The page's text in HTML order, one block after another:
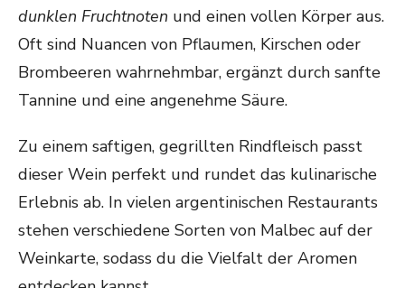
dunklen Fruchtnoten und einen vollen Körper aus.
Oft sind Nuancen von Pflaumen, Kirschen oder
Brombeeren wahrnehmbar, ergänzt durch sanfte
Tannine und eine angenehme Säure.
Zu einem saftigen, gegrillten Rindfleisch passt
dieser Wein perfekt und rundet das kulinarische
Erlebnis ab. In vielen argentinischen Restaurants
stehen verschiedene Sorten von Malbec auf der
Weinkarte, sodass du die Vielfalt der Aromen